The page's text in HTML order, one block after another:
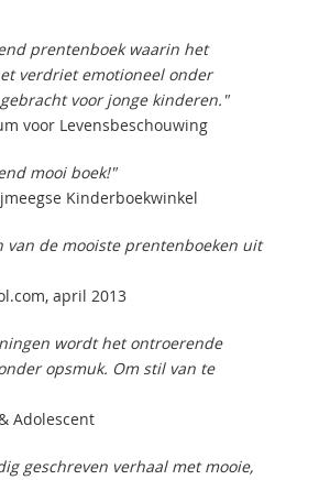
prentenboek waarin het
verdriet emotioneel onder
voor jonge kinderen."
voor Levensbeschouwing
mooi boek!"
Kinderboekwinkel
van de mooiste prentenboeken uit
april 2013
wordt het ontroerende
opsmuk. Om stil van te
Adolescent
geschreven verhaal met mooie,